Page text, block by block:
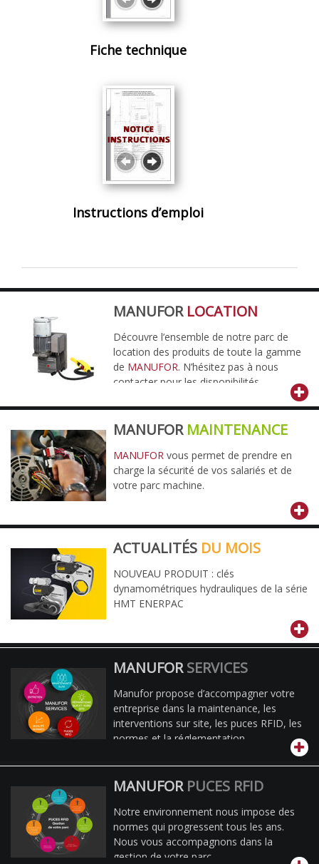
Fiche technique
Instructions d’emploi
MANUFOR LOCATION
Découvre l’ensemble de notre parc de
location des produits de toute la gamme
de MANUFOR. N’hésitez pas à nous
contacter pour les disponibilités.
MANUFOR MAINTENANCE
MANUFOR vous permet de prendre en
charge la sécurité de vos salariés et de
votre parc machine.
ACTUALITÉS DU MOIS
NOUVEAU PRODUIT : clés
dynamométriques hydrauliques de la série
HMT ENERPAC
MANUFORSERVICES
Manufor propose d’accompagner votre
entreprise dans la maintenance, les
interventions sur site, les puces RFID, les
normes et la réglementation.
MANUFOR PUCES RFID
Notre environnement nous impose des
normes qui progressent tous les ans.
Nous vous accompagnons dans la
gestion de votre parc.